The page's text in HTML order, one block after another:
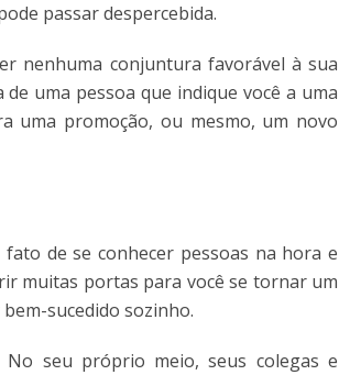
passar despercebida.
nenhuma conjuntura favorável à sua
uma pessoa que indique você a uma
uma promoção, ou mesmo, um novo
de se conhecer pessoas na hora e
muitas portas para você se tornar um
sucedido sozinho.
seu próprio meio, seus colegas e